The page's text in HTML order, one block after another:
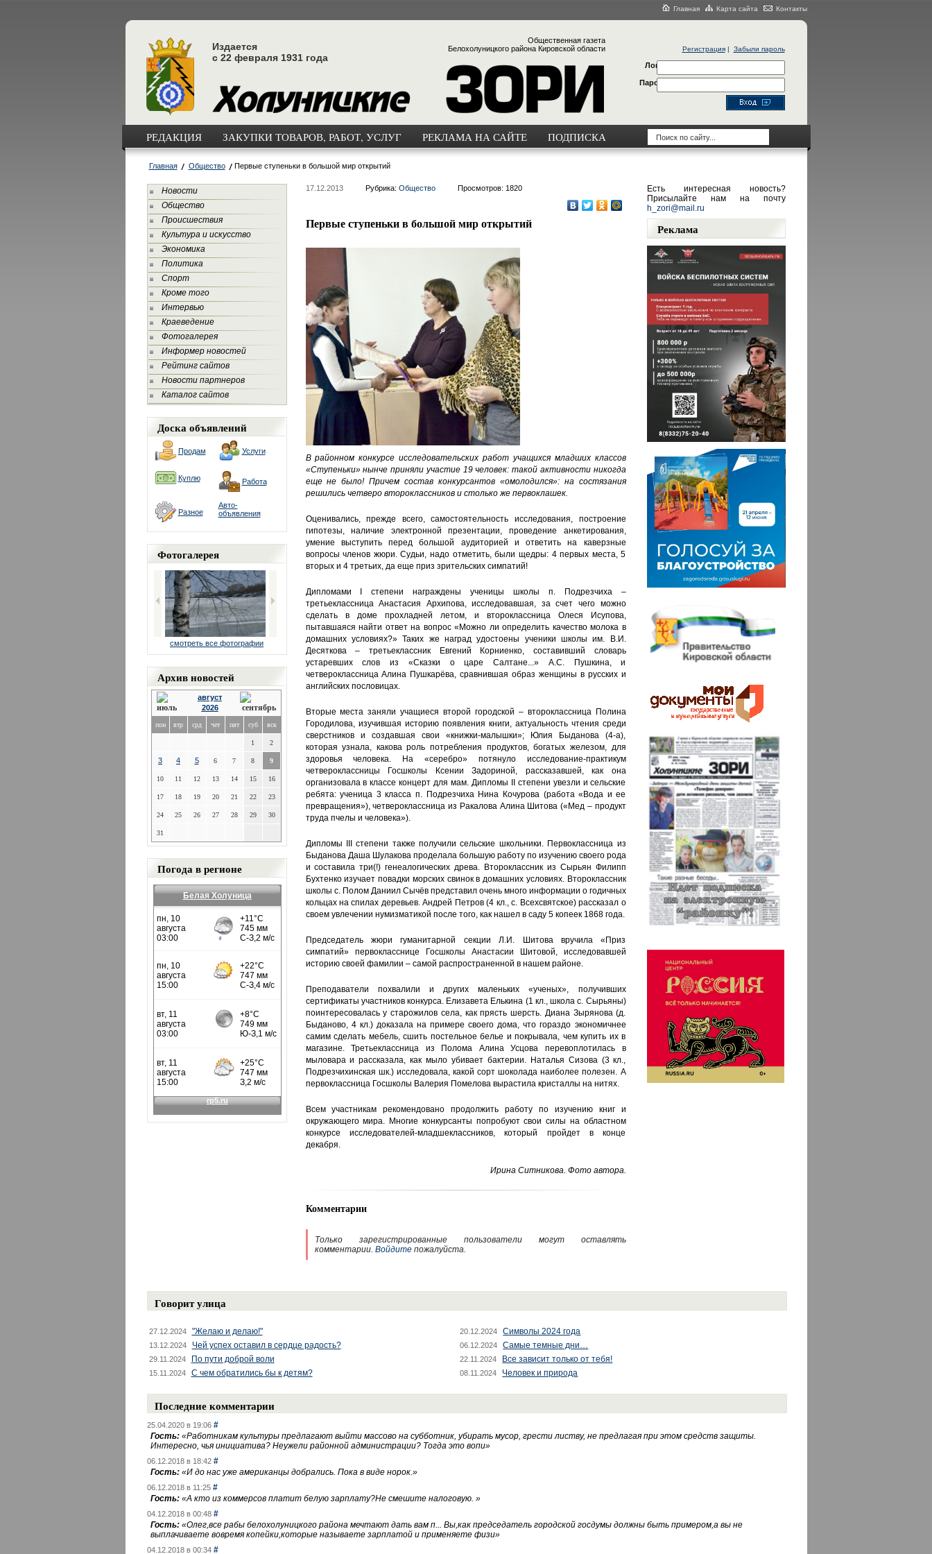
Главная Карта сайта Контакты
Издается
с 22 февраля 1931 года
Общественная газета
Белохолуницкого района Кировской области
Регистрация| Забыли пароль
Логин
Пароль
РЕДАКЦИЯ ЗАКУПКИ ТОВАРОВ, РАБОТ, УСЛУГ РЕКЛАМА НА САЙТЕ ПОДПИСКА
Главная Общество Первые ступеньки в большой мир открытий
Новости
Общество
Происшествия
Культура и искусство
Экономика
Политика
Спорт
Кроме того
Интервью
Краеведение
Фотогалерея
Информер новостей
Рейтинг сайтов
Новости партнеров
Каталог сайтов
Доска объявлений
Продам Услуги
Куплю Работа
Разное
Авто-
объявления
Фотогалерея
смотреть все фотографии
Архив новостей
август
2026
пон втр срд чет пят суб вск
1 2
3 4 5 6 7 8 9
10 11 12 13 14 15 16
17 18 19 20 21 22 23
24 25 26 27 28 29 30
31
Погода в регионе
Белая Холуница
17.12.2013 Рубрика: Общество Просмотров: 1820
Первые ступеньки в большой мир открытий
В районном конкурсе исследовательских работ учащихся младших классов
«Ступеньки» нынче приняли участие 19 человек: такой активности никогда
еще не было! Причем состав конкурсантов «омолодился»: на состязания
решились четверо второклассников и столько же первоклашек.
Оценивались, прежде всего, самостоятельность исследования, построение
гипотезы, наличие электронной презентации, проведение анкетирования,
умение выступить перед большой аудиторией и ответить на каверзные
вопросы членов жюри. Судьи, надо отметить, были щедры: 4 первых места, 5
вторых и 4 третьих, да еще приз зрительских симпатий!
Дипломами I степени награждены ученицы школы п. Подрезчиха –
третьеклассница Анастасия Архипова, исследовавшая, за счет чего можно
сделать в доме прохладней летом, и второклассница Олеся Исупова,
пытавшаяся найти ответ на вопрос «Можно ли определить качество молока в
домашних условиях?» Таких же наград удостоены ученики школы им. В.И.
Десяткова – третьеклассник Евгений Корниенко, составивший словарь
устаревших слов из «Сказки о царе Салтане...» А.С. Пушкина, и
четвероклассница Алина Пушкарёва, сравнившая образ женщины в русских и
английских пословицах.
Вторые места заняли учащиеся второй городской – второклассница Полина
Городилова, изучившая историю появления книги, актуальность чтения среди
сверстников и создавшая свои «книжки-малышки»; Юлия Быданова (4-а),
которая узнала, какова роль потребления продуктов, богатых железом, для
здоровья человека. На «серебро» потянуло исследование-практикум
четвероклассницы Госшколы Ксении Задориной, рассказавшей, как она
организовала в классе концерт для мам. Дипломы II степени увезли и сельские
ребята: ученица 3 класса п. Подрезчиха Нина Кочурова (работа «Вода и ее
превращения»), четвероклассница из Ракалова Алина Шитова («Мед – продукт
труда пчелы и человека»).
Дипломы III степени также получили сельские школьники. Первоклассница из
Быданова Даша Шулакова проделала большую работу по изучению своего рода
и составила три(!) генеалогических древа. Второклассник из Сырьян Филипп
Бухтенко изучает повадки морских свинок в домашних условиях. Второклассник
школы с. Полом Даниил Сычёв представил очень много информации о годичных
кольцах на спилах деревьев. Андрей Петров (4 кл., с. Всехсвятское) рассказал о
своем увлечении нумизматикой после того, как нашел в саду 5 копеек 1868 года.
Председатель жюри гуманитарной секции Л.И. Шитова вручила «Приз
симпатий» первокласснице Госшколы Анастасии Шитовой, исследовавшей
историю своей фамилии – самой распространенной в нашем районе.
Преподаватели похвалили и других маленьких «ученых», получивших
сертификаты участников конкурса. Елизавета Елькина (1 кл., школа с. Сырьяны)
поинтересовалась у старожилов села, как прясть шерсть. Диана Зырянова (д.
Быданово, 4 кл.) доказала на примере своего дома, что гораздо экономичнее
самим сделать мебель, сшить постельное белье и покрывала, чем купить их в
магазине. Третьеклассница из Полома Алина Усцова перевоплотилась в
мыловара и рассказала, как мыло убивает бактерии. Наталья Сизова (3 кл.,
Подрезчихинская шк.) исследовала, какой сорт шоколада наиболее полезен. А
первоклассница Госшколы Валерия Помелова вырастила кристаллы на нитях.
Всем участникам рекомендовано продолжить работу по изучению книг и
окружающего мира. Многие конкурсанты попробуют свои силы на областном
конкурсе исследователей-младшеклассников, который пройдет в конце
декабря.
Ирина Ситникова. Фото автора.
Комментарии
Только зарегистрированные пользователи могут оставлять
комментарии. Войдитепожалуйста.
Есть интересная новость?
Присылайте нам на почту
h_zori@mail.ru
Реклама
Говорит улица
27.12.2024 "Желаю и делаю!" 20.12.2024 Символы 2024 года
13.12.2024 Чей успех оставил в сердце радость? 06.12.2024 Самые темные дни…
29.11.2024 По пути доброй воли 22.11.2024 Все зависит только от тебя!
15.11.2024 С чем обратились бы к детям? 08.11.2024 Человек и природа
Последние комментарии
25.04.2020 в 19:06 #
Гость: «Работникам культуры предлагают выйти массово на субботник, убирать мусор, грести листву, не предлагая при этом средств защиты.
Интересно, чья инициатива? Неужели районной администрации? Тогда это вопи»
06.12.2018 в 18:42 #
Гость: «И до нас уже американцы добрались. Пока в виде норок.»
06.12.2018 в 11:25 #
Гость: «А кто из коммерсов платит белую зарплату?Не смешите налоговую. »
04.12.2018 в 00:48 #
Гость: «Олег,все рабы белохолуницкого района мечтают дать вам п... Вы,как председатель городской госдумы должны быть примером,а вы не
выплачиваете вовремя копейки,которые называете зарплатой и применяете физи»
04.12.2018 в 00:34 #